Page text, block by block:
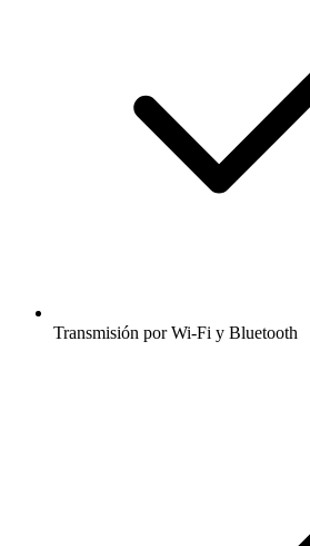
Transmisión por Wi-Fi y Bluetooth